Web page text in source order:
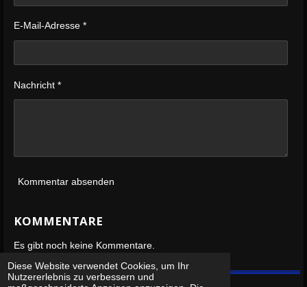
Diese Website verwendet Cookies, um Ihr
Nutzererlebnis zu verbessern und
E-Mail-Adresse *
Nachricht *
Kommentar absenden
KOMMENTARE
Es gibt noch keine Kommentare.